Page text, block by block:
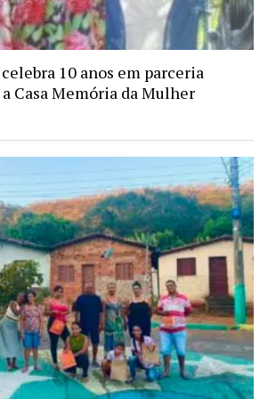
10 anos em parceria
Casa Memória da Mulher